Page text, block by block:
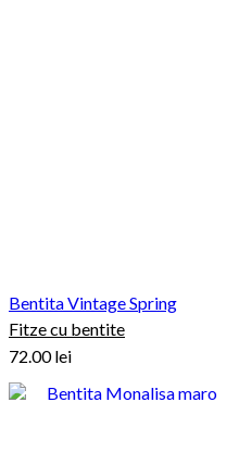
Bentita Vintage Spring
Fitze cu bentite
72.00lei